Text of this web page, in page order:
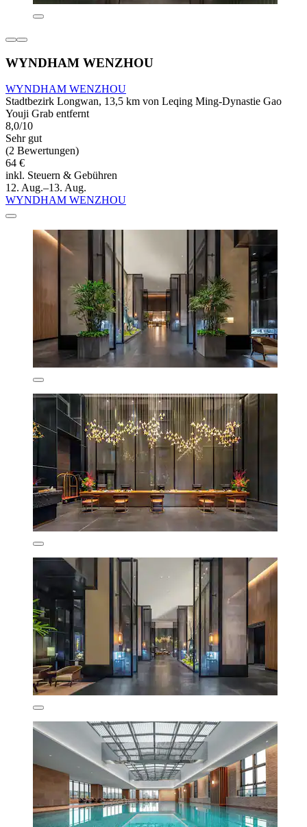
WYNDHAM WENZHOU
WYNDHAM WENZHOU
Stadtbezirk Longwan, 13,5 km von Leqing Ming-Dynastie Gao
Youji Grab entfernt
8,0/10
Sehr gut
(2 Bewertungen)
64 €
inkl. Steuern & Gebühren
12. Aug.–13. Aug.
WYNDHAM WENZHOU